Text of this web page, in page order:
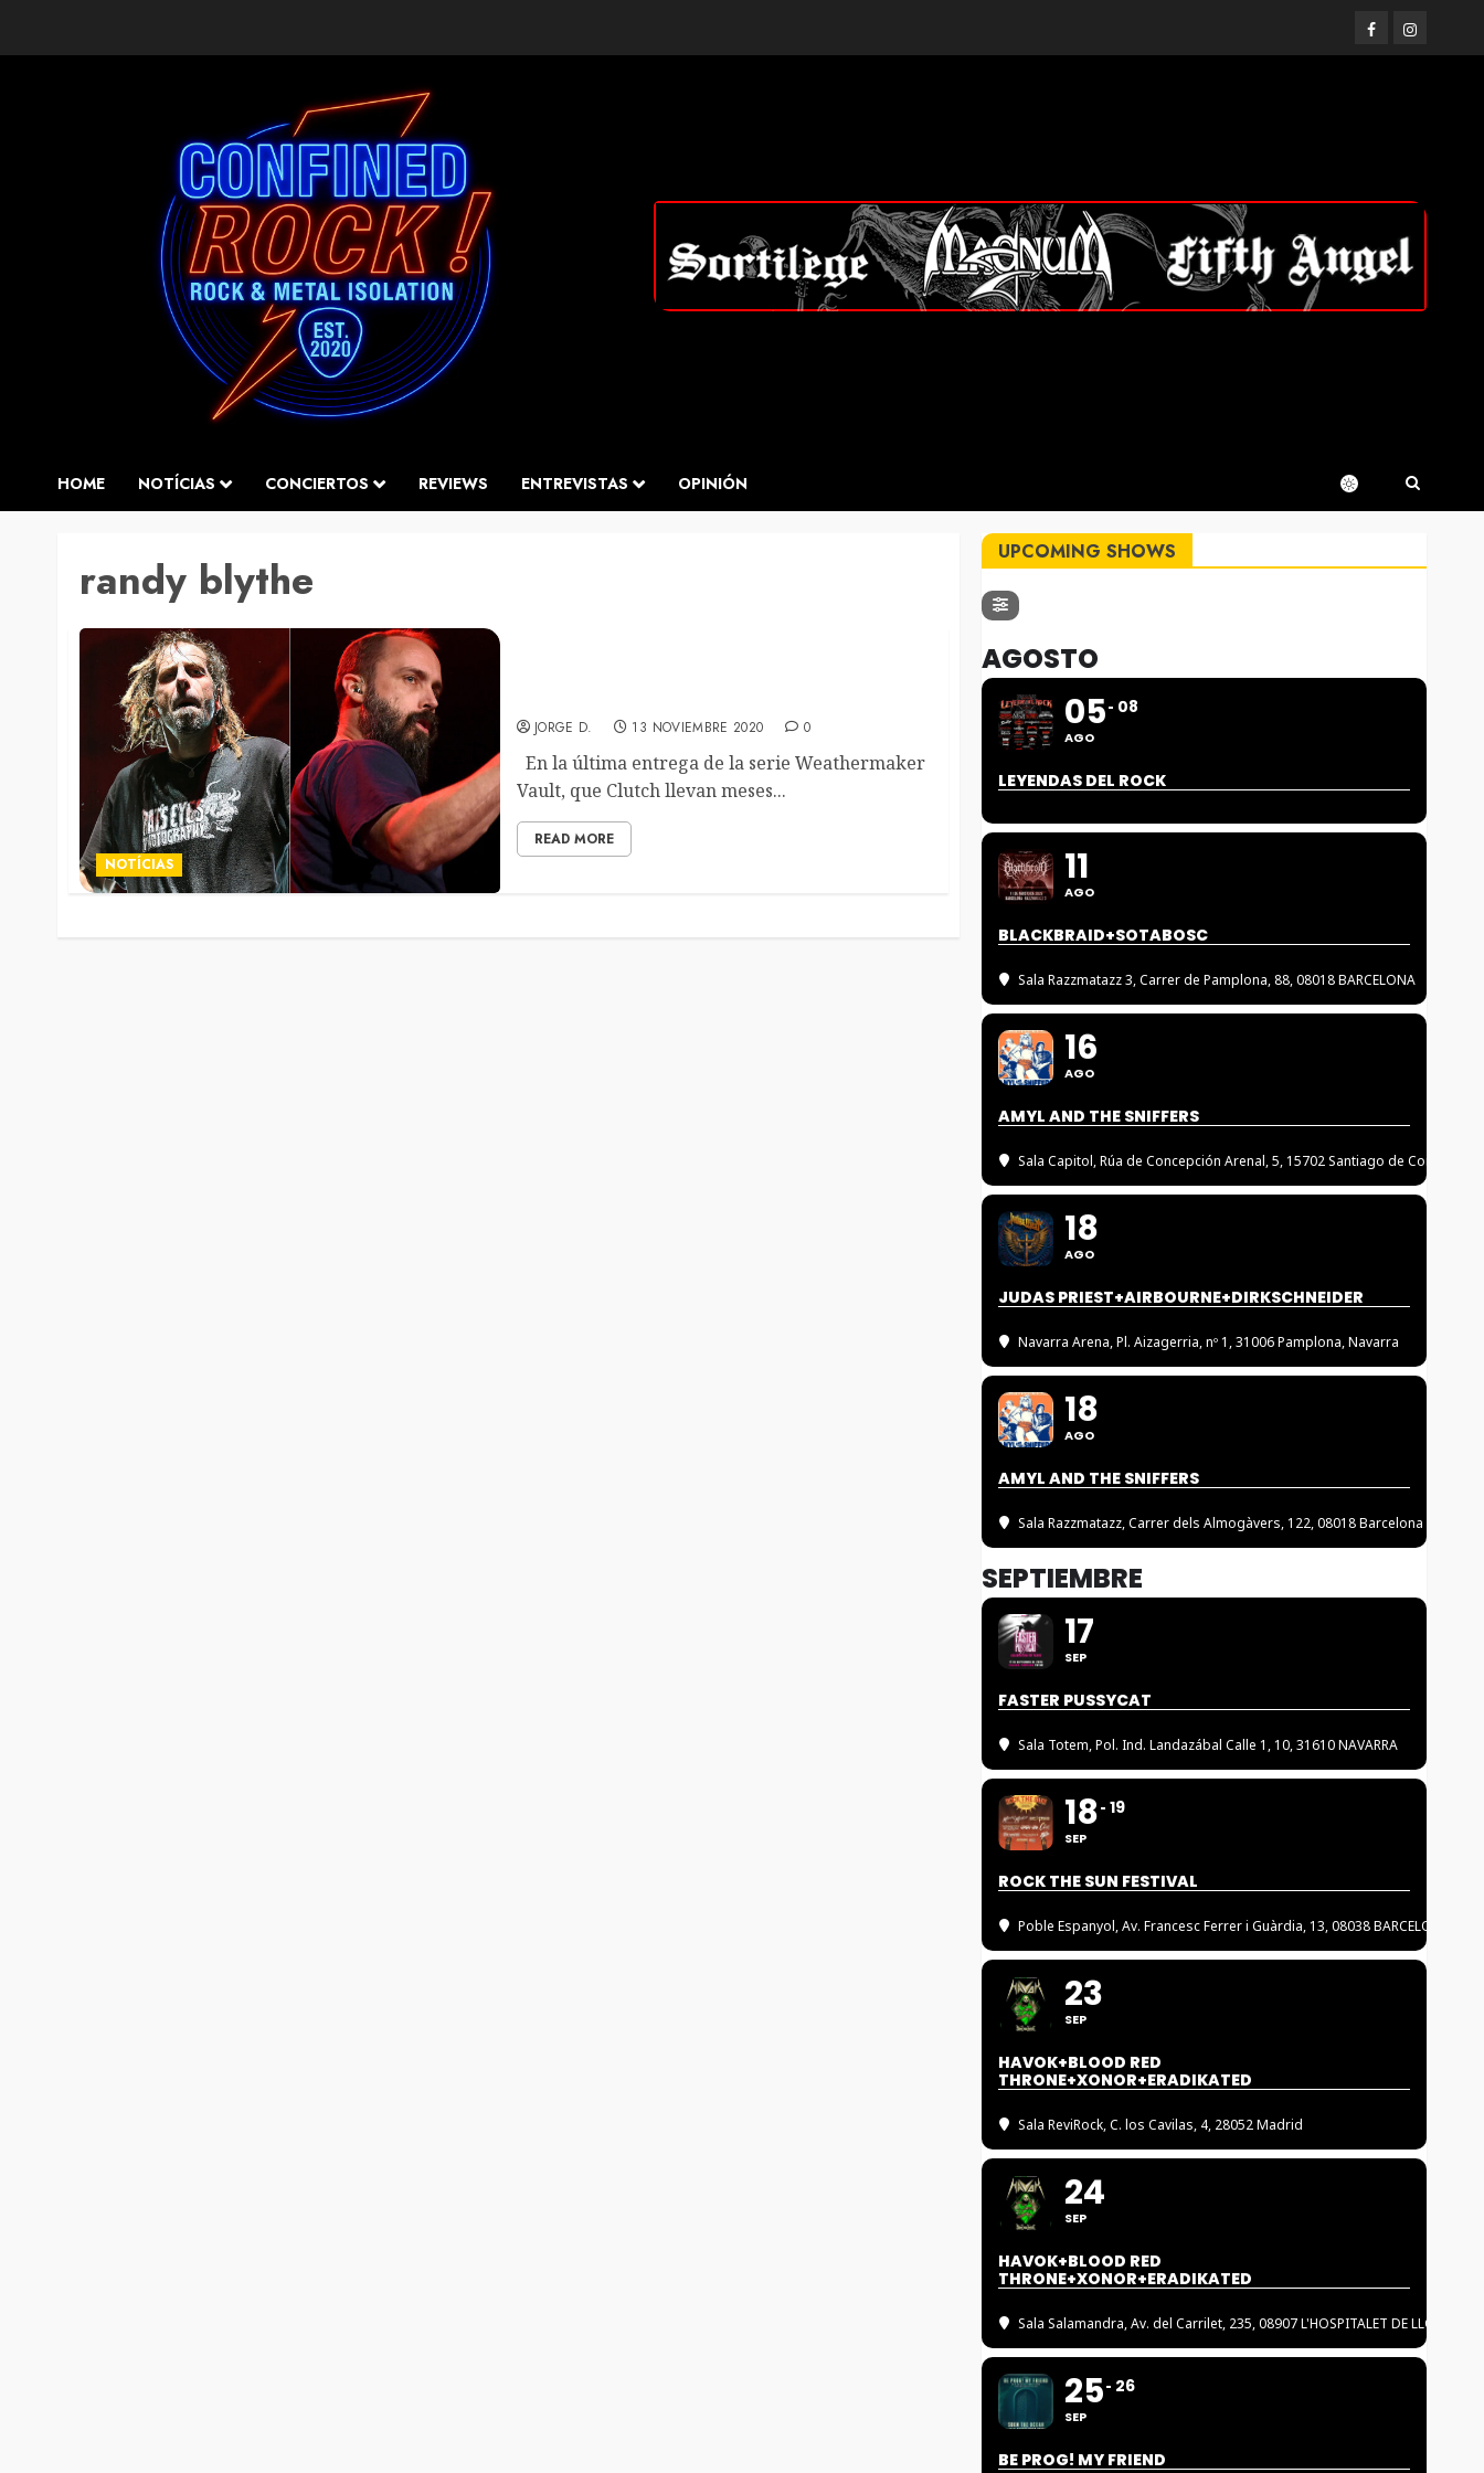
FacebookInstagram
HOME NOTÍCIAS CONCIERTOS REVIEWS ENTREVISTAS OPINIÓN
randy blythe
NOTÍCIAS
JORGE D. 13 NOVIEMBRE 2020 0
En la última entrega de la serie Weathermaker
Vault, que Clutch llevan meses...
READ MORE
UPCOMING SHOWS
AGOSTO
05
AGO
08
LEYENDAS DEL ROCK
11
AGO
BLACKBRAID+SOTABOSC
Sala Razzmatazz 3, Carrer de Pamplona, 88, 08018 BARCELONA
16
AGO
AMYL AND THE SNIFFERS
Sala Capitol, Rúa de Concepción Arenal, 5, 15702 Santiago de
18
AGO
JUDAS PRIEST+AIRBOURNE+DIRKSCHNEIDER
Navarra Arena, Pl. Aizagerria, nº 1, 31006 Pamplona, Navarra
18
AGO
AMYL AND THE SNIFFERS
Sala Razzmatazz, Carrer dels Almogàvers, 122, 08018 Barcelona
SEPTIEMBRE
17
SEP
FASTER PUSSYCAT
Sala Totem, Pol. Ind. Landazábal Calle 1, 10, 31610 NAVARRA
18
SEP
19
ROCK THE SUN FESTIVAL
Poble Espanyol, Av. Francesc Ferrer i Guàrdia, 13, 08038 BARCELONA
23
SEP
HAVOK+BLOOD RED
THRONE+XONOR+ERADIKATED
Sala ReviRock, C. los Cavilas, 4, 28052 Madrid
24
SEP
HAVOK+BLOOD RED
THRONE+XONOR+ERADIKATED
Sala Salamandra, Av. del Carrilet, 235, 08907 L'HOSPITALET DE LLOBREGAT
25
SEP
26
BE PROG! MY FRIEND